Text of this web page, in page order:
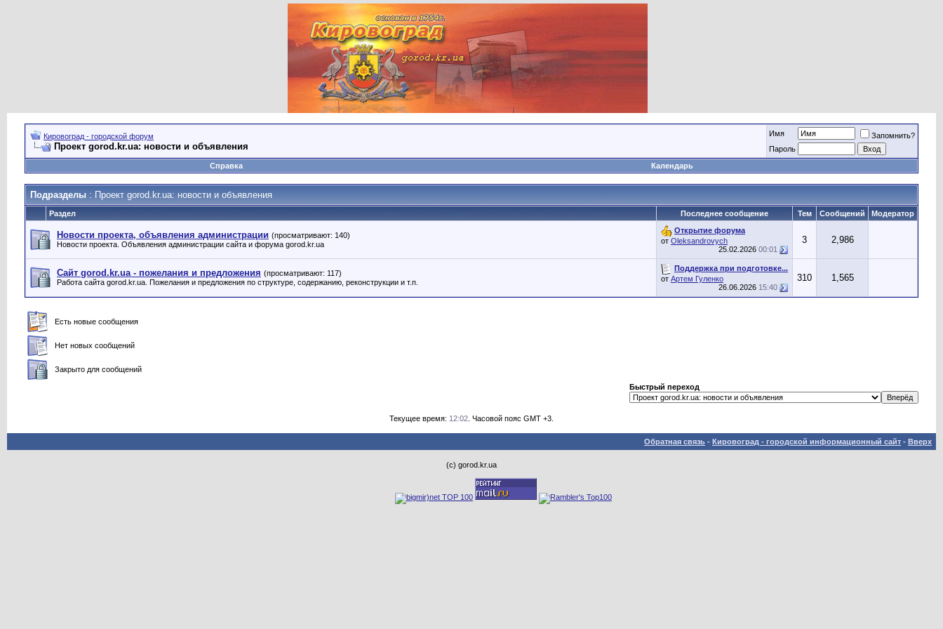
Кировоград - городской форум
Проект gorod.kr.ua: новости и объявления
Имя
Запомнить?
Пароль
Справка
Календарь
Подразделы : Проект gorod.kr.ua: новости и объявления
Раздел Последнее сообщение Тем Сообщений Модератор
Новости проекта, объявления администрации (просматривают: 140)
Новости проекта. Объявления администрации сайта и форума gorod.kr.ua
Открытие форума
от Oleksandrovych
25.02.2026 00:01
3 2,986
Сайт gorod.kr.ua - пожелания и предложения (просматривают: 117)
Работа сайта gorod.kr.ua. Пожелания и предложения по структуре, содержанию, реконструкции и т.п.
Поддержка при подготовке...
от Артем Гуленко
26.06.2026 15:40
310 1,565
Есть новые сообщения
Нет новых сообщений
Закрыто для сообщений
Быстрый переход
Текущее время: 12:02 . Часовой пояс GMT +3.
Обратная связь - Кировоград - городской информационный сайт - Вверх
(с) gorod.kr.ua